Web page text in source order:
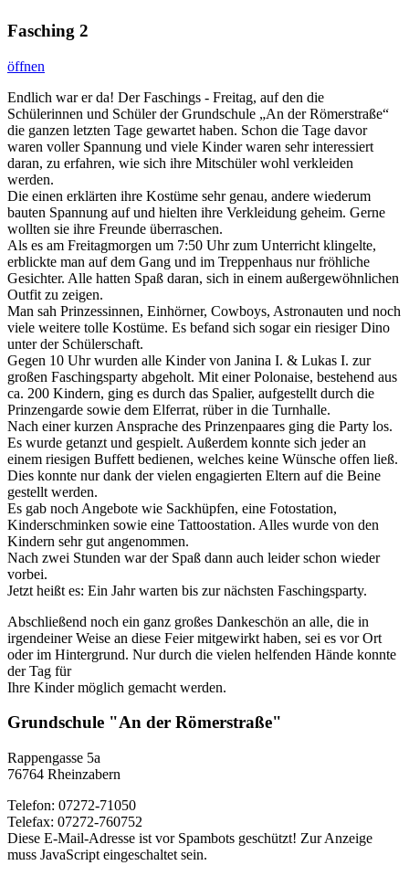
Fasching 2
öffnen
Endlich war er da! Der Faschings - Freitag, auf den die
Schülerinnen und Schüler der Grundschule „An der Römerstraße“
die ganzen letzten Tage gewartet haben. Schon die Tage davor
waren voller Spannung und viele Kinder waren sehr interessiert
daran, zu erfahren, wie sich ihre Mitschüler wohl verkleiden
werden.
Die einen erklärten ihre Kostüme sehr genau, andere wiederum
bauten Spannung auf und hielten ihre Verkleidung geheim. Gerne
wollten sie ihre Freunde überraschen.
Als es am Freitagmorgen um 7:50 Uhr zum Unterricht klingelte,
erblickte man auf dem Gang und im Treppenhaus nur fröhliche
Gesichter. Alle hatten Spaß daran, sich in einem außergewöhnlichen
Outfit zu zeigen.
Man sah Prinzessinnen, Einhörner, Cowboys, Astronauten und noch
viele weitere tolle Kostüme. Es befand sich sogar ein riesiger Dino
unter der Schülerschaft.
Gegen 10 Uhr wurden alle Kinder von Janina I. & Lukas I. zur
großen Faschingsparty abgeholt. Mit einer Polonaise, bestehend aus
ca. 200 Kindern, ging es durch das Spalier, aufgestellt durch die
Prinzengarde sowie dem Elferrat, rüber in die Turnhalle.
Nach einer kurzen Ansprache des Prinzenpaares ging die Party los.
Es wurde getanzt und gespielt. Außerdem konnte sich jeder an
einem riesigen Buffett bedienen, welches keine Wünsche offen ließ.
Dies konnte nur dank der vielen engagierten Eltern auf die Beine
gestellt werden.
Es gab noch Angebote wie Sackhüpfen, eine Fotostation,
Kinderschminken sowie eine Tattoostation. Alles wurde von den
Kindern sehr gut angenommen.
Nach zwei Stunden war der Spaß dann auch leider schon wieder
vorbei.
Jetzt heißt es: Ein Jahr warten bis zur nächsten Faschingsparty.
Abschließend noch ein ganz großes Dankeschön an alle, die in
irgendeiner Weise an diese Feier mitgewirkt haben, sei es vor Ort
oder im Hintergrund. Nur durch die vielen helfenden Hände konnte
der Tag für
Ihre Kinder möglich gemacht werden.
Grundschule "An der Römerstraße"
Rappengasse 5a
76764 Rheinzabern
Telefon: 07272-71050
Telefax: 07272-760752
Diese E-Mail-Adresse ist vor Spambots geschützt! Zur Anzeige
muss JavaScript eingeschaltet sein.